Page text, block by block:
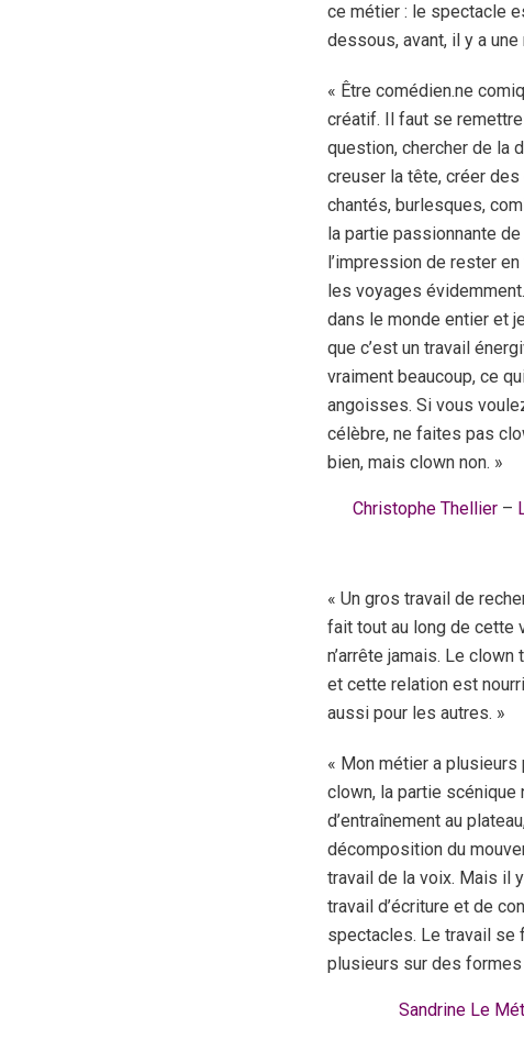
ce métier : le spectacle
dessous, avant, il y a
« Être comédien.ne
créatif. Il faut se
question, chercher de la
creuser la tête, créer
chantés, burlesques,
la partie passionnante de
l’impression de rester
les voyages
dans le monde entier et
que c’est un travail
vraiment beaucoup, ce
angoisses. Si vous
célèbre, ne faites pas
bien, mais clown non. »
Christophe Thellier–
« Un gros travail de
fait tout au long de cette
n’arrête jamais. Le
et cette relation est
aussi pour les autres. »
« Mon métier a plusieurs
clown, la partie scénique
d’entraînement au
décomposition du
travail de la voix. Mais il
travail d’écriture et de
spectacles. Le travail se
plusieurs sur des
Sandrine Le